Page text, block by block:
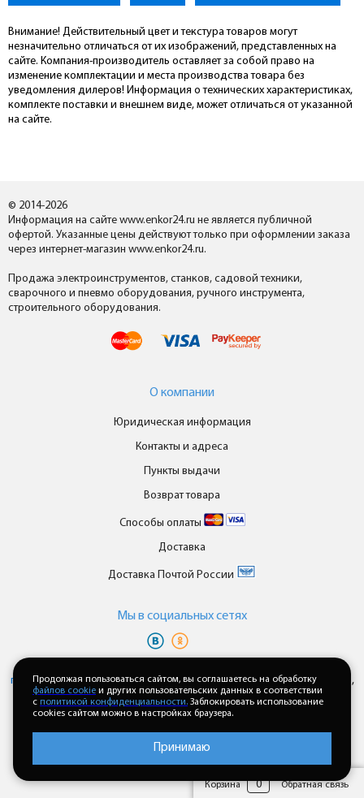
Внимание! Действительный цвет и текстура товаров могут
незначительно отличаться от их изображений, представленных на
сайте. Компания-производитель оставляет за собой право на
изменение комплектации и места производства товара без
уведомления дилеров! Информация о технических характеристиках,
комплекте поставки и внешнем виде, может отличаться от указанной
на сайте.
© 2014-2026
Информация на сайте www.enkor24.ru не является публичной
офертой. Указанные цены действуют только при оформлении заказа
через интернет-магазин www.enkor24.ru.
Продажа электроинструментов, станков, садовой техники,
сварочного и пневмо оборудования, ручного инструмента,
строительного оборудования.
О компании
Юридическая информация
Контакты и адреса
Пункты выдачи
Возврат товара
Способы оплаты
Доставка
Доставка Почтой России
Мы в cоциальных сетях
персональных данныхипользовательского соглашениякаждый раз,
когда оставляете свои данные в любой форме обратной связи на
сайте enkor24.ru
Корзина 0 Обратная связь
Продолжая пользоваться сайтом, вы соглашаетесь на обработку
файлов cookie и других пользовательских данных в соответствии
с политикой конфиденциальности. Заблокировать использование
cookies сайтом можно в настройках браузера.
Принимаю